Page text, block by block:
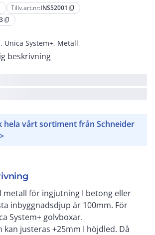
Tillv.art.nr:INS52001 content_copy
content_copy
Unica System+, Metall
beskrivning
hela vårt sortiment från Schneider
metall för ingjutning I betong eller
inbyggnadsdjup är 100mm. För
System+ golvboxar.
kan justeras +25mm I höjdled. Då